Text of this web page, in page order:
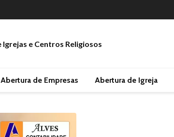
Abertura de Empresas Abertura de Igreja